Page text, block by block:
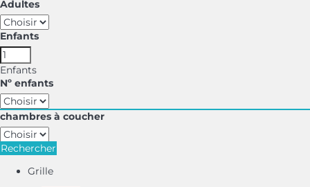
Adultes
Enfants
Enfants
Nº enfants
chambres à coucher
Rechercher
Grille